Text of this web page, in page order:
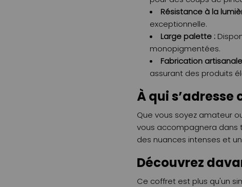
Résistance à la
exceptionnelle.
Large palette :
monopigmentées.
Fabrication
assurant des produits
À qui s’adresse
Que vous soyez amateur
vous accompagnera dans
des nuances intenses et
Découvrez
Ce coffret est plus qu'un